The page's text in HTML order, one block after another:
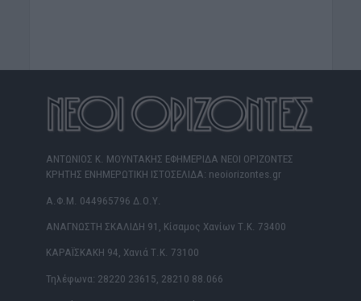
ΑΝΤΩΝΙΟΣ Κ. ΜΟΥΝΤΑΚΗΣ ΕΦΗΜΕΡΙΔΑ ΝΕΟΙ ΟΡΙΖΟΝΤΕΣ
ΚΡΗΤΗΣ ΕΝΗΜΕΡΩΤΙΚΗ ΙΣΤΟΣΕΛΙΔΑ: neoiorizontes.gr
Α.Φ.Μ. 044965796 Δ.Ο.Υ.
ΑΝΑΓΝΩΣΤΗ ΣΚΑΛΙΔΗ 91, Κίσαμος Χανίων Τ.Κ. 73400
ΚΑΡΑΪΣΚΑΚΗ 94, Χανιά Τ.Κ. 73100
Τηλέφωνα: 28220 23615, 28210 88.066